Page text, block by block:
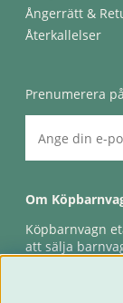
Ångerrätt &
Återkallelser
Prenumerera
Om
Köpbarnvagn
att sälja